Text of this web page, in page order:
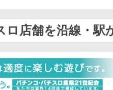
ロ店舗を沿線・駅